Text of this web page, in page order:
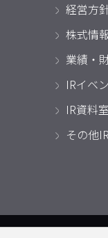
経営方
株式情
業績・
IRイベ
IR資料室
その他